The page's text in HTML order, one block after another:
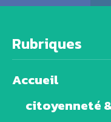
Rubriques
Accueil
citoyenneté